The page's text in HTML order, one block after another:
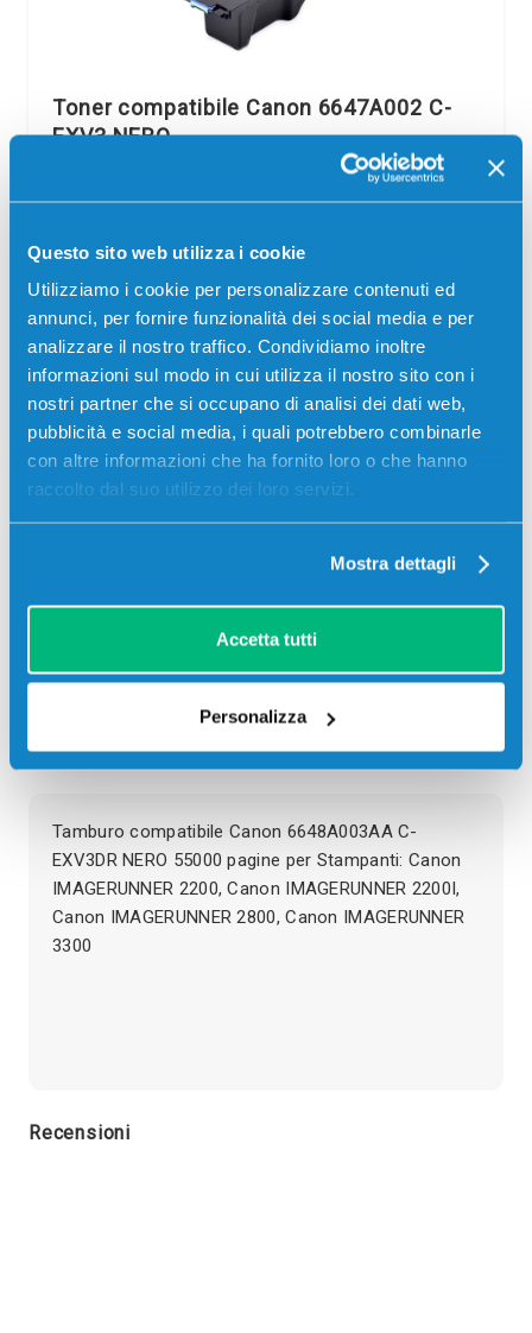
Questo sito web utilizza i cookie
Utilizziamo i cookie per personalizzare contenuti ed
annunci, per fornire funzionalità dei social media e per
analizzare il nostro traffico. Condividiamo inoltre
informazioni sul modo in cui utilizza il nostro sito con i
nostri partner che si occupano di analisi dei dati web,
pubblicità e social media, i quali potrebbero combinarle
con altre informazioni che ha fornito loro o che hanno
raccolto dal suo utilizzo dei loro servizi.
Mostra dettagli
Accetta tutti
Personalizza
Toner compatibile Canon 6647A002 C-
EXV3 NERO
Toner compatibile Canon 6647A002 C-EXV3 NERO 15000
Canon IMAGERUNNER 2200I, Canon IMAGERUNNER 2800,
Canon IMAGERUNNER 3300, Canon IMAGERUNNER 3320I
23,00€
CONSEGNA IN 3-5 GIORNI
Aggiungi al carrello
Descrizione
Tamburo compatibile Canon 6648A003AA C-
EXV3DR NERO 55000 pagine per Stampanti: Canon
IMAGERUNNER 2200, Canon IMAGERUNNER 2200I,
Canon IMAGERUNNER 2800, Canon IMAGERUNNER
3300
Recensioni